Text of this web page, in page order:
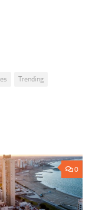
Trending
0